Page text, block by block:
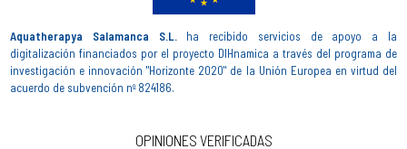
Aquatherapya Salamanca S.L.ha recibido servicios de apoyo a la
digitalización financiados por el proyecto DIHnamica a través del programa de
investigación e innovación "Horizonte 2020" de la Unión Europea en virtud del
acuerdo de subvención nº 824186.
OPINIONES VERIFICADAS